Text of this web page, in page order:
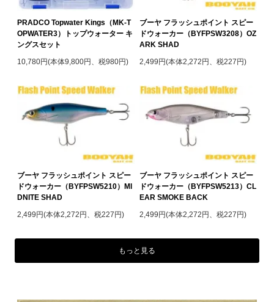
PRADCO Topwater Kings（MK-T
OPWATER3）トップウォーター キ
ングスセット
10,780円(本体9,800円、税980円)
ブーヤ フラッシュポイント スピー
ドウォーカー（BYFPSW3208）OZ
ARK SHAD
2,499円(本体2,272円、税227円)
ブーヤ フラッシュポイント スピー
ドウォーカー（BYFPSW5210）MI
DNITE SHAD
2,499円(本体2,272円、税227円)
ブーヤ フラッシュポイント スピー
ドウォーカー（BYFPSW5213）CL
EAR SMOKE BACK
2,499円(本体2,272円、税227円)
もっと見る